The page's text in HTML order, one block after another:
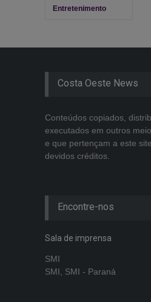
Entretenimento
Costa Oeste News
Conteúdos copiados,
executados em outros
e que pertençam a este
devidos créditos.
Encontre-nos
Sala de imprensa
SMI
SMI, SMI - Paraná